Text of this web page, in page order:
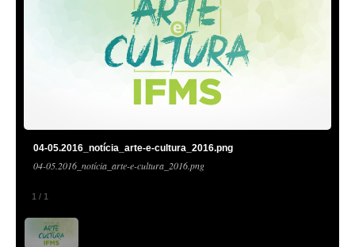
1 / 1
04-05.2016_notícia_arte-e-cultura_2016.png
04-05.2016_notícia_arte-e-cultura_2016.png